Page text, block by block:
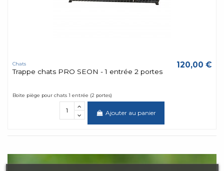
Chats
Trappe chats PRO SEON - 1 entrée 2 portes
120,00 €
Boite piège pour chats 1 entrée (2 portes)
Ajouter au panier